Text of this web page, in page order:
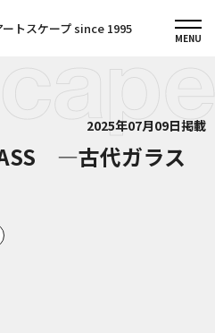
トスケープ since 1995
2025年07月09日掲載
―古代ガラス